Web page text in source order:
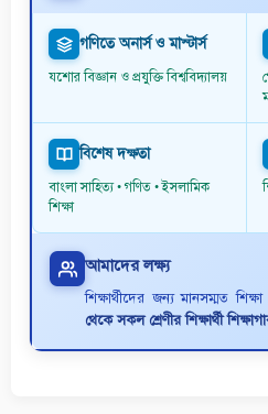
গণিতে অনার্স ও মাস্টার্স
যশোর বিজ্ঞান ও প্রযুক্তি বিশ্ববিদ্যালয়
বিশেষ দক্ষতা
বাংলা সাহিত্য • গণিত • ইসলামিক
শিক্ষা
আমাদের লক্ষ্য
শিক্ষার্থীদের জন্য মানসম্মত
থেকে সকল শ্রেণীর শিক্ষার্থী